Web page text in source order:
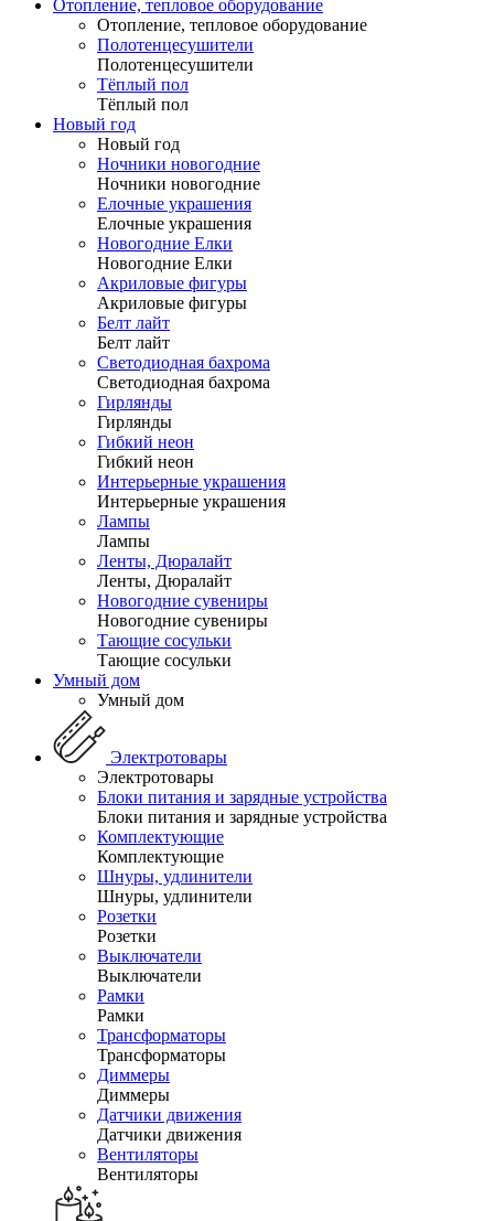
Отопление, тепловое оборудование
Отопление, тепловое оборудование
Полотенцесушители
Полотенцесушители
Тёплый пол
Тёплый пол
Новый год
Новый год
Ночники новогодние
Ночники новогодние
Елочные украшения
Елочные украшения
Новогодние Елки
Новогодние Елки
Акриловые фигуры
Акриловые фигуры
Белт лайт
Белт лайт
Светодиодная бахрома
Светодиодная бахрома
Гирлянды
Гирлянды
Гибкий неон
Гибкий неон
Интерьерные украшения
Интерьерные украшения
Лампы
Лампы
Ленты, Дюралайт
Ленты, Дюралайт
Новогодние сувениры
Новогодние сувениры
Тающие сосульки
Тающие сосульки
Умный дом
Умный дом
Электротовары
Электротовары
Блоки питания и зарядные устройства
Блоки питания и зарядные устройства
Комплектующие
Комплектующие
Шнуры, удлинители
Шнуры, удлинители
Розетки
Розетки
Выключатели
Выключатели
Рамки
Рамки
Трансформаторы
Трансформаторы
Диммеры
Диммеры
Датчики движения
Датчики движения
Вентиляторы
Вентиляторы